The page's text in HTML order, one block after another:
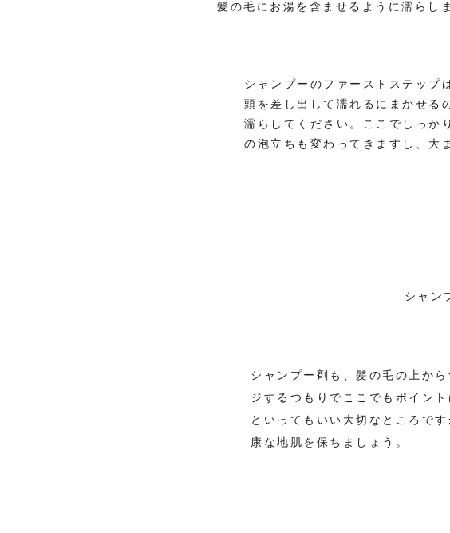
髪の毛にお湯を含ませるように濡らし
シャンプーのファーストステップ
頭を差し出して濡れるにまかせる
濡らしてください。ここでしっか
の泡立ちも変わってきますし、大
シャン
シャンプー剤も、髪の毛の上か
ジするつもりでここでもポイン
といってもいい大切なところで
康な地肌を保ちましょう。